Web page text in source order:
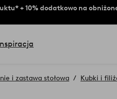
+ 10% dodatkowo na
i zastawa stołowa Kubki i